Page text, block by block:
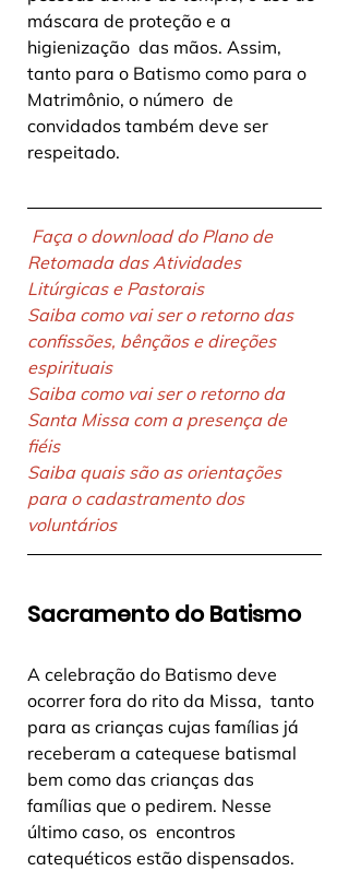
máscara de proteção e a
higienização  das mãos. Assim,
tanto para o Batismo como para o
Matrimônio, o número  de
convidados também deve ser
respeitado.
Faça o download do Plano de
Retomada das Atividades
Litúrgicas e Pastorais
Saiba como vai ser o retorno das
confissões, bênçãos e direções
espirituais
Saiba como vai ser o retorno da
Santa Missa com a presença de
fiéis
Saiba quais são as orientações
para o cadastramento dos
voluntários
Sacramento do Batismo
A celebração do Batismo deve
ocorrer fora do rito da Missa,  tanto
para as crianças cujas famílias já
receberam a catequese batismal
bem como das crianças das
famílias que o pedirem. Nesse
último caso, os  encontros
catequéticos estão dispensados.